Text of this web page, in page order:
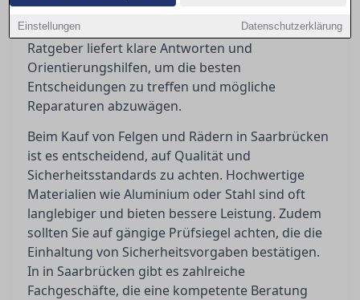
Einstellungen Datenschutzerklärung
rechtlichen Anforderungen wie ABE und
Eintragungspflicht ist unerlässlich. Dieser
Ratgeber liefert klare Antworten und
Orientierungshilfen, um die besten
Entscheidungen zu treffen und mögliche
Reparaturen abzuwägen.
Beim Kauf von Felgen und Rädern in Saarbrücken
ist es entscheidend, auf Qualität und
Sicherheitsstandards zu achten. Hochwertige
Materialien wie Aluminium oder Stahl sind oft
langlebiger und bieten bessere Leistung. Zudem
sollten Sie auf gängige Prüfsiegel achten, die die
Einhaltung von Sicherheitsvorgaben bestätigen.
In in Saarbrücken gibt es zahlreiche
Fachgeschäfte, die eine kompetente Beratung